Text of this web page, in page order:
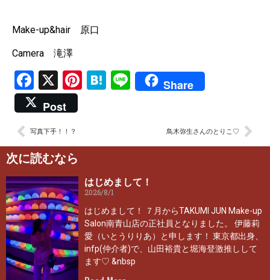
Make-up&hair 原口
Camera 滝澤
Facebook
X Pinterest
Hatena
LineShare
Post
写真下手！！？ 鳥木弥生さんのとりこ♡
次に読むなら
はじめまして！
2026/8/1
はじめまして！ ７月からTAKUMI JUN Make-up
Salon南青山店の正社員となりました。 伊藤莉
愛（いとうりりあ）と申します！ 東京都出身、
infp(仲介者)で、山田裕貴と堀海登激推しして
ます♡ &nbsp